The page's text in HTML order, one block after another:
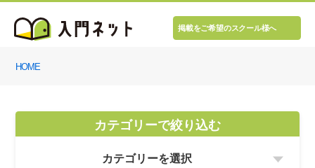
掲載をご希望のスクール様へ
HOME
カテゴリーで絞り込む